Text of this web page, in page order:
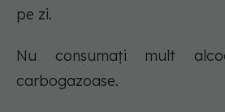
pe zi.
Nu consumați mult
carbogazoase.